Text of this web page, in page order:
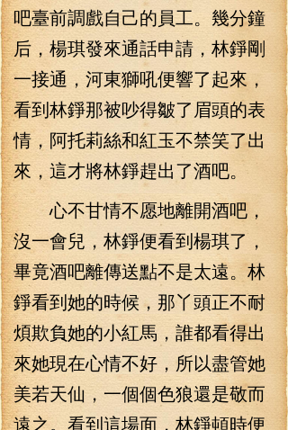
吧臺前調戲自己的員工。幾分鐘
后，楊琪發來通話申請，林錚剛
一接通，河東獅吼便響了起來，
看到林錚那被吵得皺了眉頭的表
情，阿托莉絲和紅玉不禁笑了出
來，這才將林錚趕出了酒吧。
心不甘情不愿地離開酒吧，
沒一會兒，林錚便看到楊琪了，
畢竟酒吧離傳送點不是太遠。林
錚看到她的時候，那丫頭正不耐
煩欺負她的小紅馬，誰都看得出
來她現在心情不好，所以盡管她
美若天仙，一個個色狼還是敬而
遠之。看到這場面，林錚頓時便